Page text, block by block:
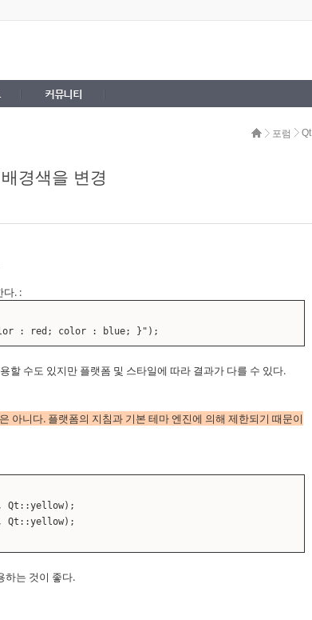
커뮤니티
포럼 Qt
경색을 변경
다. :
color : red; color : blue; }");
수도 있지만 플랫폼 및 스타일에 따라 결과가 다를 수 있다.
아니다. 플랫폼의 지침과 기본 테마 엔진에 의해 제한되기 때문이
Qt::yellow);
Qt::yellow);
하는 것이 좋다.